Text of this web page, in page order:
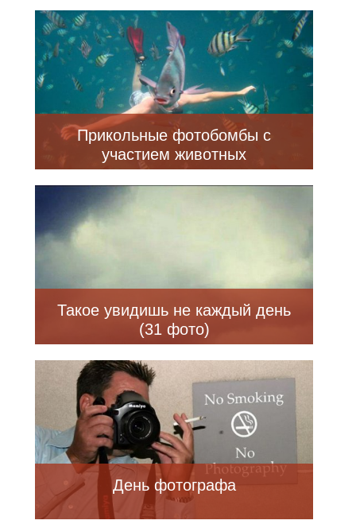
Прикольные фотобомбы с
участием животных
Такое увидишь не каждый день
(31 фото)
День фотографа